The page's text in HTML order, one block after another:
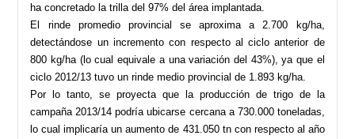
ha concretado la trilla del 97% del área implantada.
El rinde promedio provincial se aproxima a 2.700 kg/ha,
detectándose un incremento con respecto al ciclo anterior de
800 kg/ha (lo cual equivale a una variación del 43%), ya que el
ciclo 2012/13 tuvo un rinde medio provincial de 1.893 kg/ha.
Por lo tanto, se proyecta que la producción de trigo de la
campaña 2013/14 podría ubicarse cercana a 730.000 toneladas,
lo cual implicaría un aumento de 431.050 tn con respecto al año